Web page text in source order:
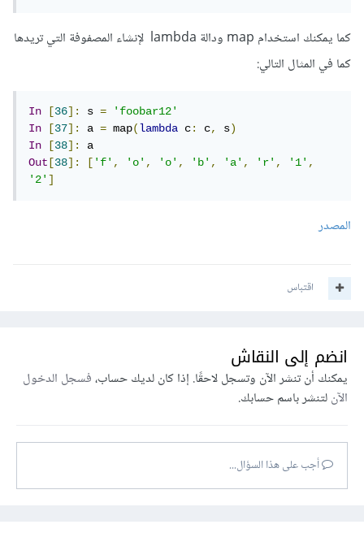
كما يمكنك استخدام map ودالة lambda لإنشاء المصفوفة التي تريدها
كما في المثال التالي:
In [36]: s =
'foobar12'
In
[37]: a = map(lambda c: c, s)
In
[38]:
Out [38]: ['f', 'o', 'o', 'b', 'a', 'r', '1',
'2']
المصدر
اقتباس
انضم إلى النقاش
يمكنك أن تنشر الآن وتسجل لاحقًا. إذا كان لديك حساب،فسجل الدخول
الآنلتنشر باسم حسابك.
أجب على هذا السؤال...